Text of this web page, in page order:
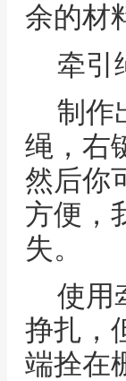
余的材
牵引
制作
绳，右
然后你
方便，
失。
使用
挣扎，
端拴在